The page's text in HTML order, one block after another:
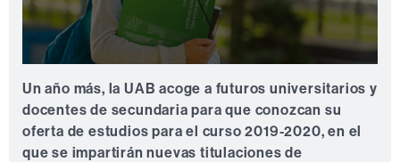
seconds
of
0
seconds
Un año más, la UAB acoge a futuros universitarios y
docentes de secundaria para que conozcan su
oferta de estudios para el curso 2019-2020, en el
que se impartirán nuevas titulaciones de